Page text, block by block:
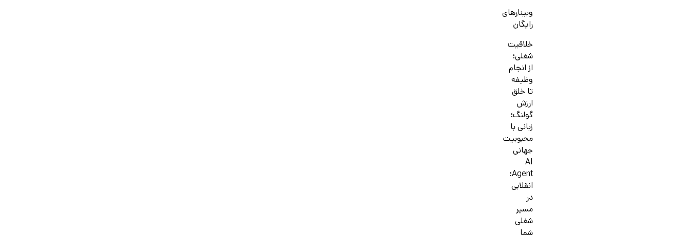
وبینارهای
رایگان
خلاقیت
شغلی؛
از انجام
وظیفه
تا خلق
ارزش
گولنگ؛
زبانی با
محبوبیت
جهانی
AI
Agent؛
انقلابی
در
مسیر
شغلی